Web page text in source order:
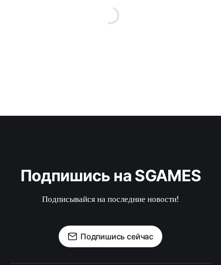
Подпишись на SGAMES
Подписывайся на последние новости!
Подпишись сейчас